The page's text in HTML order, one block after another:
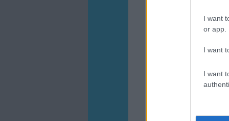
I want
or app.
I want
I want